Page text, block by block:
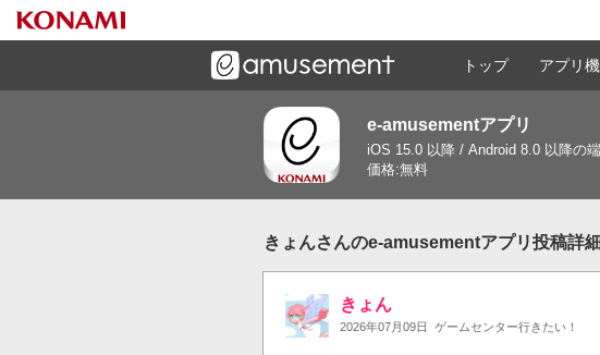
ゲームと連携したコミュニケーションアプリで
トップ アプリ
e-amusementアプリ
iOS 15.0 以降 / Android 8.0 以降の
価格:無料
きょんさんのe-amusementアプリ投稿詳細
きょん
2026年07月09日 ゲームセンター行きたい！